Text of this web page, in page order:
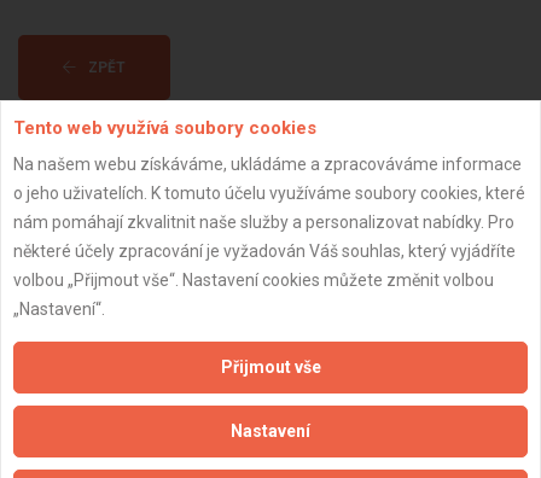
ZPĚT
Naše firmy a řemeslníci
Zpracování a ochrana osobních údajů
Zásady pro používání souborů cookie
Obchodní podmínky (zprostředkování)
Obchodní podmínky (rozpočtování)
Tento web využívá soubory cookies
Na našem webu získáváme, ukládáme a zpracováváme informace
o jeho uživatelích. K tomuto účelu využíváme soubory cookies, které
nám pomáhají zkvalitnit naše služby a personalizovat nabídky. Pro
některé účely zpracování je vyžadován Váš souhlas, který vyjádříte
volbou „Přijmout vše“. Nastavení cookies můžete změnit volbou
„Nastavení“.
Přijmout vše
Nastavení